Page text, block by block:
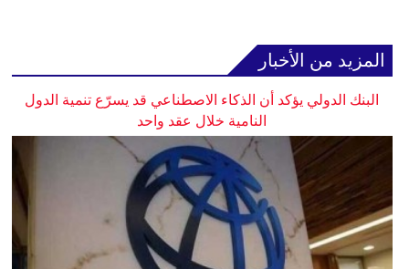
المزيد من الأخبار
البنك الدولي يؤكد أن الذكاء الاصطناعي قد يسرّع تنمية الدول
النامية خلال عقد واحد